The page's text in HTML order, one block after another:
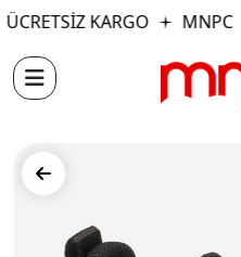
ÜCRETSİZ KARGO MNPC